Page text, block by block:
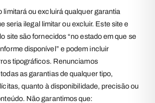
limitará ou excluirá qualquer garantia
seria ilegal limitar ou excluir. Este site e
site são fornecidos “no estado em que se
disponível” e podem incluir
tipográficos. Renunciamos
as garantias de qualquer tipo,
quanto à disponibilidade, precisão ou
Não garantimos que: